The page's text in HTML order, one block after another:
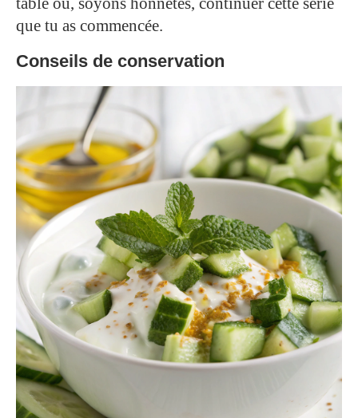
que tu as commencée.
Conseils de conservation